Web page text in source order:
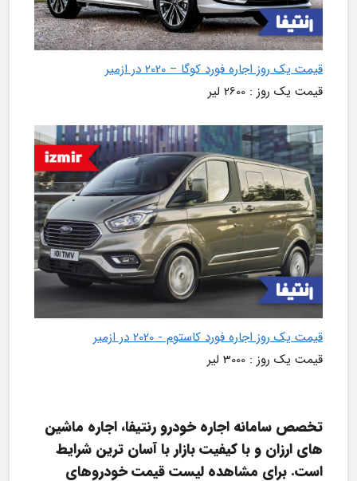
قیمت یک روز اجاره فورد کوگا – 2020 در ازمیر
قیمت یک روز : 2600 لیر
قیمت یک روز اجاره فورد کاستوم - 2020 در ازمیر
قیمت یک روز : 3000 لیر